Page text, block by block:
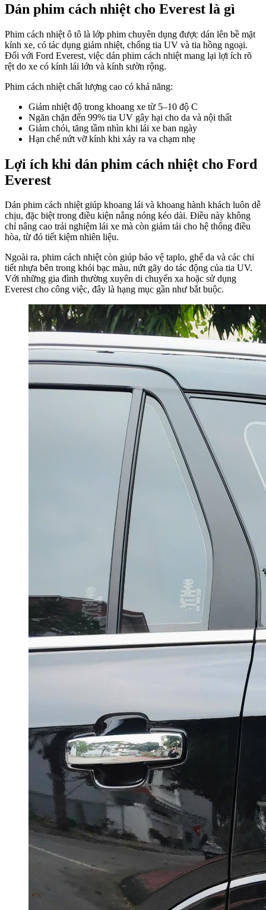
Dán phim cách nhiệt cho Everest là gì
Phim cách nhiệt ô tô là lớp phim chuyên dụng được dán lên bề mặt
kính xe, có tác dụng giảm nhiệt, chống tia UV và tia hồng ngoại.
Đối với Ford Everest, việc dán phim cách nhiệt mang lại lợi ích rõ
rệt do xe có kính lái lớn và kính sườn rộng.
Phim cách nhiệt chất lượng cao có khả năng:
Giảm nhiệt độ trong khoang xe từ 5–10 độ C
Ngăn chặn đến 99% tia UV gây hại cho da và nội thất
Giảm chói, tăng tầm nhìn khi lái xe ban ngày
Hạn chế nứt vỡ kính khi xảy ra va chạm nhẹ
Lợi ích khi dán phim cách nhiệt cho Ford
Everest
Dán phim cách nhiệt giúp khoang lái và khoang hành khách luôn dễ
chịu, đặc biệt trong điều kiện nắng nóng kéo dài. Điều này không
chỉ nâng cao trải nghiệm lái xe mà còn giảm tải cho hệ thống điều
hòa, từ đó tiết kiệm nhiên liệu.
Ngoài ra, phim cách nhiệt còn giúp bảo vệ taplo, ghế da và các chi
tiết nhựa bên trong khỏi bạc màu, nứt gãy do tác động của tia UV.
Với những gia đình thường xuyên di chuyển xa hoặc sử dụng
Everest cho công việc, đây là hạng mục gần như bắt buộc.